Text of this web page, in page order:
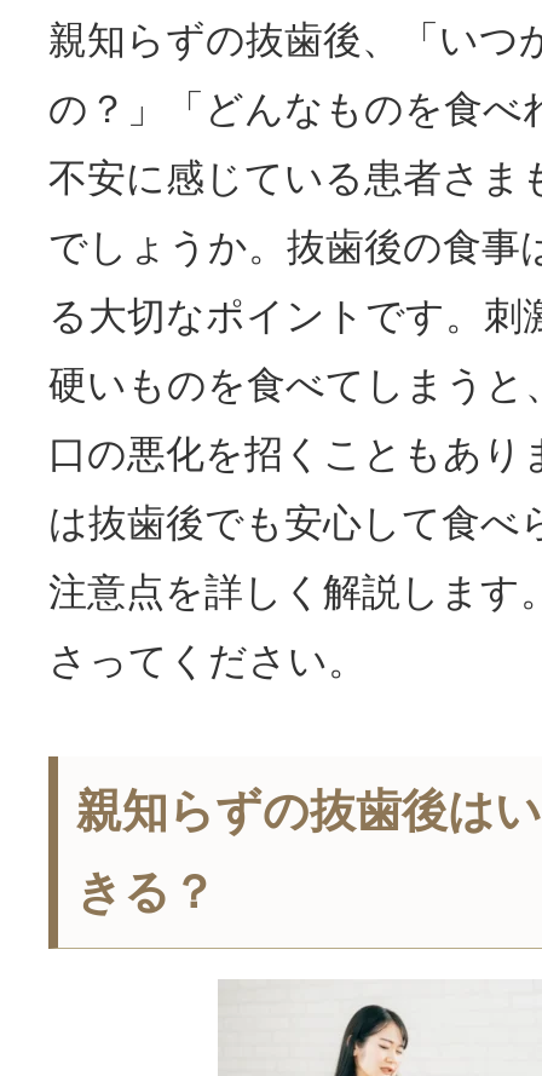
親知らずの抜歯後、「いつ
の？」「どんなものを食べ
不安に感じている患者さま
でしょうか。抜歯後の食事
る大切なポイントです。刺
硬いものを食べてしまうと
口の悪化を招くこともあり
は抜歯後でも安心して食べ
注意点を詳しく解説します
さってください。
親知らずの抜歯後は
きる？